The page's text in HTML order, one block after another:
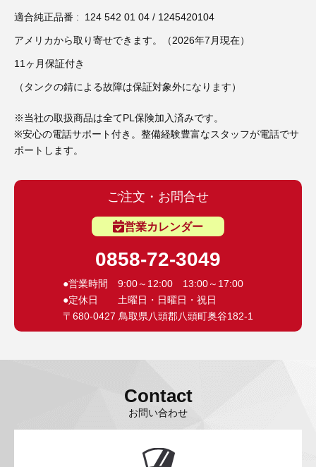
ホイールロック取り外しツール（6）
適合純正品番 : 124 542 01 04 / 1245420104
アメリカから取り寄せできます。（2026年7月現在）
11ヶ月保証付き
（タンクの錆による故障は保証対象外になります）
※当社の取扱商品は全てPL保険加入済みです。
※安心の電話サポート付き。整備経験豊富なスタッフが電話でサ
ポートします。
ご注文・お問合せ
営業カレンダー
0858-72-3049
●営業時間 9:00～12:00 13:00～17:00
●定休日 土曜日・日曜日・祝日
〒680-0427 鳥取県八頭郡八頭町奥谷182-1
Contact
お問い合わせ